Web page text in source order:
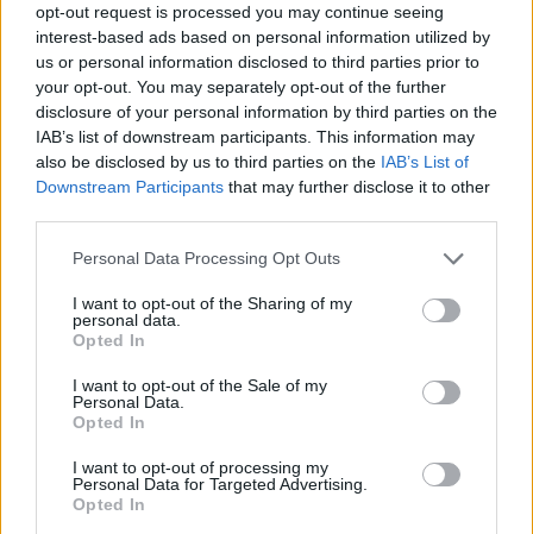
opt-out request is processed you may continue seeing
interest-based ads based on personal information utilized by
us or personal information disclosed to third parties prior to
your opt-out. You may separately opt-out of the further
disclosure of your personal information by third parties on the
IAB’s list of downstream participants. This information may
also be disclosed by us to third parties on the IAB’s List of
Downstream Participants that may further disclose it to other
Personal Data Processing Opt Outs
I want to opt-out of the Sharing of my
personal data.
Opted In
I want to opt-out of the Sale of my
Personal Data.
Opted In
I want to opt-out of processing my
Personal Data for Targeted Advertising.
Opted In
Το FIAT 500 Hybrid τώρα από
18.990 ευρώ
Ατρόμητος και Novibet
συνεχίζουν μαζί: Ανανέωση της
συνεργασίας τους μέχρι το
2028
FTSE4Good
Alpha Bank: Για πρώτη φορά το Αρχαίο Θέατρο Επιδαύρου άνοιξε τις
πύλες του σε όλους
ΠΕΡΙΣΣΌΤΕΡΑ ΣΕ ΑΥΤΉ ΤΗΝ ΚΑΤΗΓΟΡΊΑ